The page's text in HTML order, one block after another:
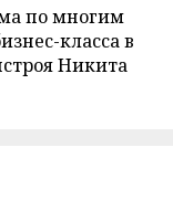
по многим
класса в
Никита